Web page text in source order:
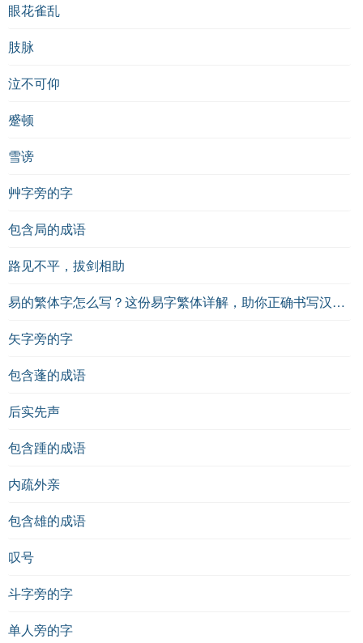
眼花雀乱
肢脉
泣不可仰
蹙顿
雪谤
艸字旁的字
包含局的成语
路见不平，拔剑相助
易的繁体字怎么写？这份易字繁体详解，助你正确书写汉字_汉字繁体学习
矢字旁的字
包含蓬的成语
后实先声
包含踵的成语
内疏外亲
包含雄的成语
叹号
斗字旁的字
单人旁的字